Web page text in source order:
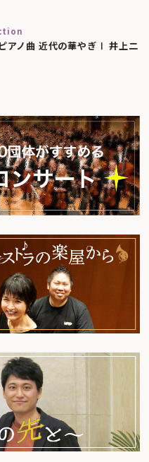
アノ曲 近代の華やぎⅠ 井上二